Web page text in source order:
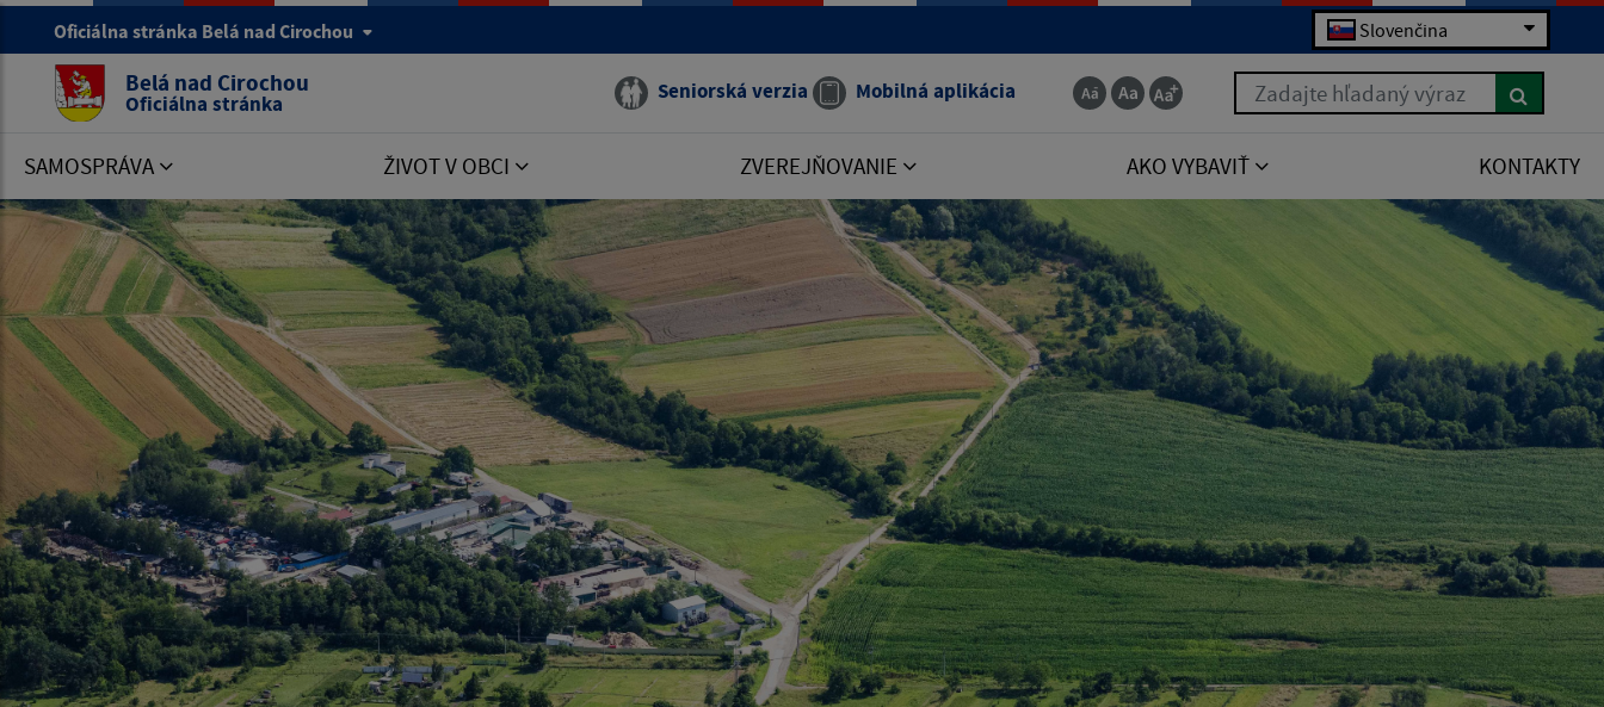
Oficiálna stránka Belá nad Cirochou Slovenčina
Belá nad Cirochou
Oficiálna stránka Seniorská verzia Mobilná aplikácia Zadajte hľadaný výraz
SAMOSPRÁVA ŽIVOT V OBCI ZVEREJŇOVANIE AKO VYBAVIŤ KONTAKTY